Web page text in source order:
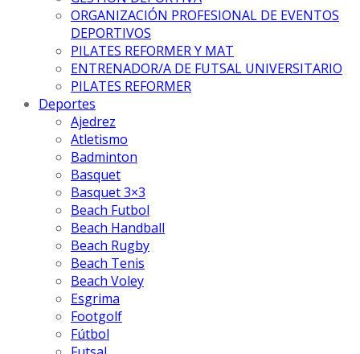
ORGANIZACIÓN PROFESIONAL DE EVENTOS
DEPORTIVOS
PILATES REFORMER Y MAT
ENTRENADOR/A DE FUTSAL UNIVERSITARIO
PILATES REFORMER
Deportes
Ajedrez
Atletismo
Badminton
Basquet
Basquet 3×3
Beach Futbol
Beach Handball
Beach Rugby
Beach Tenis
Beach Voley
Esgrima
Footgolf
Fútbol